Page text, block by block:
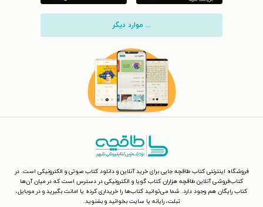
... موارد دیگر
فروشگاه اینترنتی کتاب طاقچه جایی برای خرید آنلاین و دانلود کتاب صوتی و الکترونیکی است. در
کتاب‌فروشی آنلاین طاقچه هزاران کتاب گویا و الکترونیکی در دسترس است که در میان آن‌ها
کتاب رایگان هم وجود دارد. شما می‌توانید کتاب‌ها را خریداری کرده یا امانت بگیرید و در موبایل،
تبلت، رایانه یا سایت بخوانید و بشنوید.